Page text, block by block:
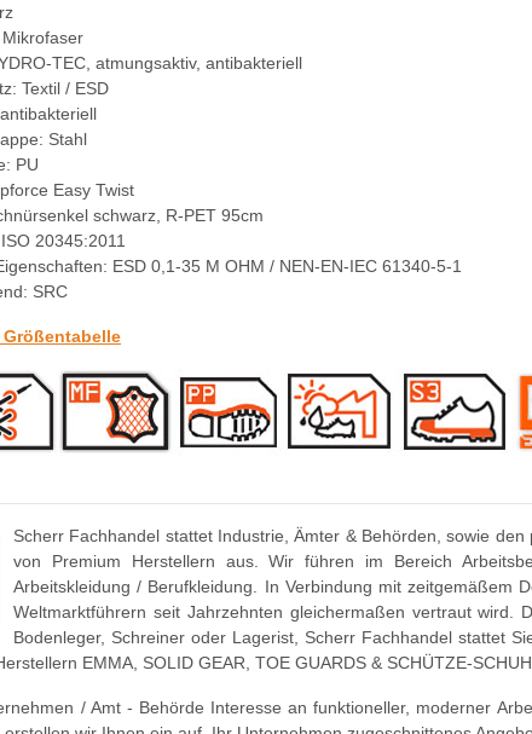
TEC, atmungsaktiv, antibakteriell
Textil / ESD
Stahl
PU
Easy Twist
schwarz, R-PET 95cm
20345:2011
ESD 0,1-35 M OHM / NEN-EN-IEC 61340-5-1
SRC
Scherr Fachhandel stattet Industrie, Ämter & Behörden, sowie
von Premium Herstellern aus. Wir führen im Bereich
Arbeitskleidung / Berufkleidung. In Verbindung mit zeitgemäßem
Weltmarktführern seit Jahrzehnten gleichermaßen vertraut wird.
Bodenleger, Schreiner oder Lagerist, Scherr Fachhandel stattet
EMMA, SOLID GEAR, TOE GUARDS & SCHÜTZE-
/ Amt - Behörde Interesse an funktioneller, moderner